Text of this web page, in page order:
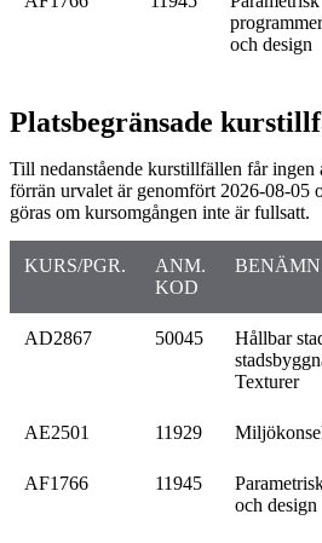
och design
Platsbegränsade
Till nedanstående kurstillfällen får
förrän urvalet är genomfört 2026-08-05
göras om kursomgången inte är fullsatt.
KURS/PGR.
ANM.
KOD
AD2867 50045
Hållbar
Texturer
AE2501 11929
AF1766 11945
och design